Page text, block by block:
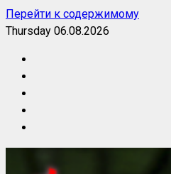
Перейти к содержимому
Thursday 06.08.2026